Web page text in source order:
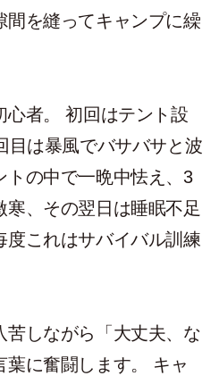
間を縫ってキャンプに繰
心者。 初回はテント設
目は暴風でバサバサと波
トの中で一晩中怯え、3
寒、その翌日は睡眠不足
これはサバイバル訓練
苦しながら「大丈夫、な
葉に奮闘します。 キャ